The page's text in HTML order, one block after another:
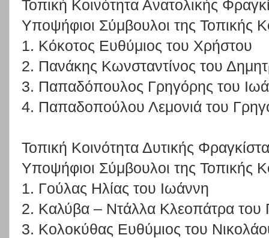
Τοπική Κοινότητα Ανατολικής
Υποψήφιοι Σύμβουλοι της Τοπικής
1. Κόκοτος Ευθύμιος του Χρήστου
2. Πανάκης Κωνσταντίνος του
3. Παπαδόπουλος Γρηγόρης του
4. Παπαδοπούλου Λεμονιά του
Τοπική Κοινότητα Δυτικής
Υποψήφιοι Σύμβουλοι της Τοπικής
1. Γούλας Ηλίας του Ιωάννη
2. Καλύβα – Ντάλλα Κλεοπάτρα του
3. Κολοκύθας Ευθύμιος του